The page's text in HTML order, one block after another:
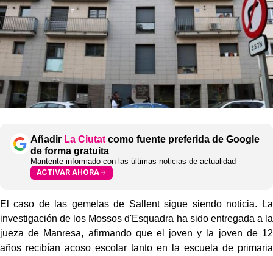
Añadir La Ciutat como fuente preferida de Google
de forma gratuita
Mantente informado con las últimas noticias de actualidad
ACTIVAR AHORA
El caso de las gemelas de Sallent sigue siendo noticia. La
investigación de los Mossos d'Esquadra ha sido entregada a la
jueza de Manresa, afirmando que el joven y la joven de 12
años recibían acoso escolar tanto en la escuela de primaria